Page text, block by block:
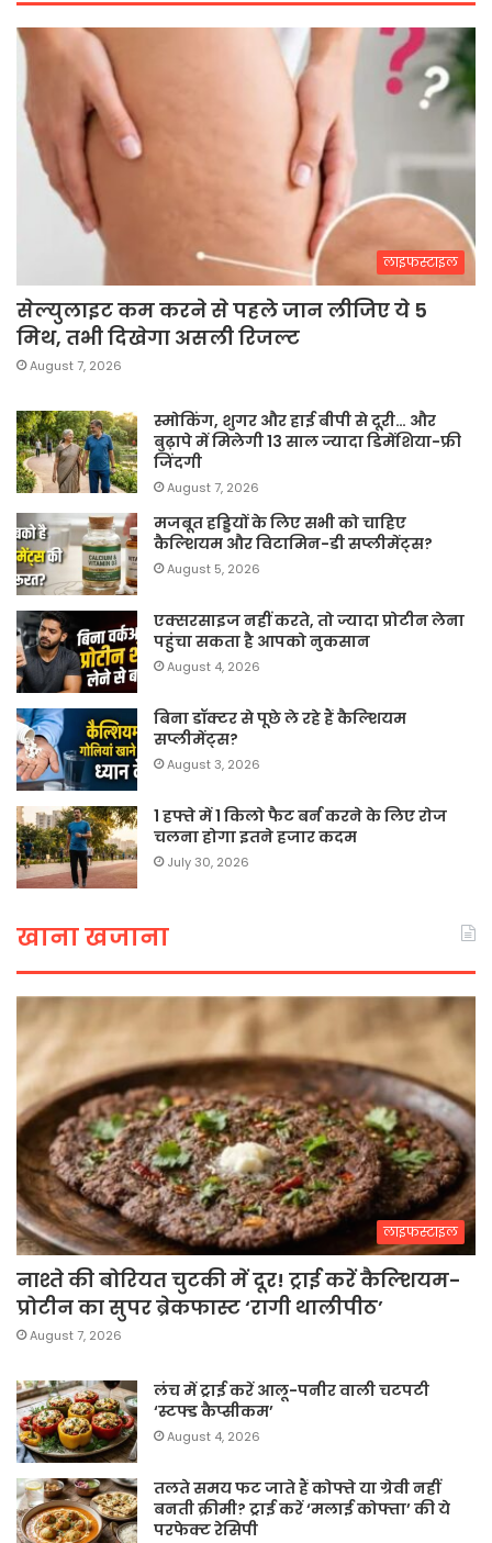
लाइफस्टाइल
सेल्युलाइट कम करने से पहले जान लीजिए ये 5
मिथ, तभी दिखेगा असली रिजल्ट
August 7, 2026
स्मोकिंग, शुगर और हाई बीपी से दूरी… और
बुढ़ापे में मिलेगी 13 साल ज्यादा डिमेंशिया-फ्री
जिंदगी
August 7, 2026
मजबूत हड्डियों के लिए सभी को चाहिए
कैल्शियम और विटामिन-डी सप्लीमेंट्स?
August 5, 2026
एक्सरसाइज नहीं करते, तो ज्यादा प्रोटीन लेना
पहुंचा सकता है आपको नुकसान
August 4, 2026
बिना डॉक्टर से पूछे ले रहे हैं कैल्शियम
सप्लीमेंट्स?
August 3, 2026
1 हफ्ते में 1 किलो फैट बर्न करने के लिए रोज
चलना होगा इतने हजार कदम
July 30, 2026
खाना खजाना
लाइफस्टाइल
नाश्ते की बोरियत चुटकी में दूर! ट्राई करें कैल्शियम-
प्रोटीन का सुपर ब्रेकफास्ट ‘रागी थालीपीठ’
August 7, 2026
लंच में ट्राई करें आलू-पनीर वाली चटपटी
‘स्टफ्ड कैप्सीकम’
August 4, 2026
तलते समय फट जाते हैं कोफ्ते या ग्रेवी नहीं
बनती क्रीमी? ट्राई करें ‘मलाई कोफ्ता’ की ये
परफेक्ट रेसिपी